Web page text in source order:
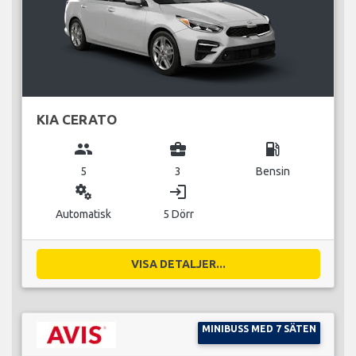
KIA CERATO
group
5
business_center
3
local_gas_station
Bensin
miscellaneous_services
Automatisk
login
5 Dörr
VISA DETALJER...
MINIBUSS MED 7 SÄTEN